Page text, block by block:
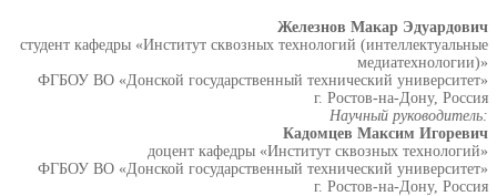
Железнов Макар Эдуардович
студент кафедры «Институт сквозных технологий (интеллектуальные
медиатехнологии)»
ФГБОУ ВО «Донской государственный технический университет»
г. Ростов-на-Дону, Россия
Научный руководитель:
Кадомцев Максим Игоревич
доцент кафедры «Институт сквозных технологий»
ФГБОУ ВО «Донской государственный технический университет»
г. Ростов-на-Дону, Россия